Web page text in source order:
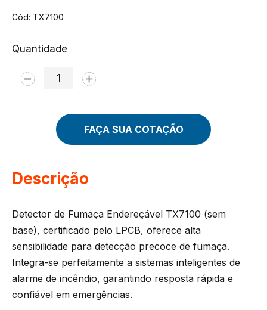
Cód: TX7100
Quantidade
FAÇA SUA COTAÇÃO
Descrição
Detector de Fumaça Endereçável TX7100 (sem
base), certificado pelo LPCB, oferece alta
sensibilidade para detecção precoce de fumaça.
Integra-se perfeitamente a sistemas inteligentes de
alarme de incêndio, garantindo resposta rápida e
confiável em emergências.